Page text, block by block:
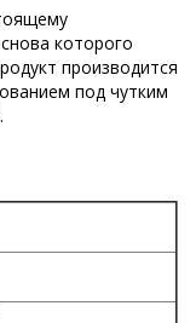
которого
производится
под чутким